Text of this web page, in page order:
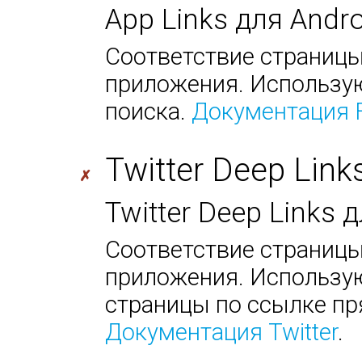
App Links для
Соответствие
приложения.
поиска. Документация
✗ Twitter Deep
Twitter Deep Links
Соответствие
приложения.
страницы по ссылке
Документация Twitter.